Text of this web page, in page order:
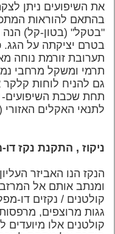
את השיפועים ניתן
בהתאם להוראות
"בטקל" (בטון-קל)
בטרם יציקתה על
תערובת זורמת נוחה
תרמי ומשקל מרחבי
גם להניח לוחות קלקר
תחת שכבת השיפועים-
לתנאי האקלים האזורי
ניקוז , התקנת נקז
הנקז הנו האביזר
ומנתב אותם אל
קולטנים / נקזים דו-
גגות מרוצפים,
קולטנים אלו